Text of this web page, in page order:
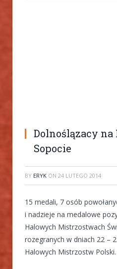
Dolnoślązacy na
Sopocie
BY ERYK ON 24 LUTEGO 2014
15 medali, 7 osób
i nadzieje na medalowe
Halowych Mistrzostwach
rozegranych w dniach 22 –
Halowych Mistrzostw Polski.